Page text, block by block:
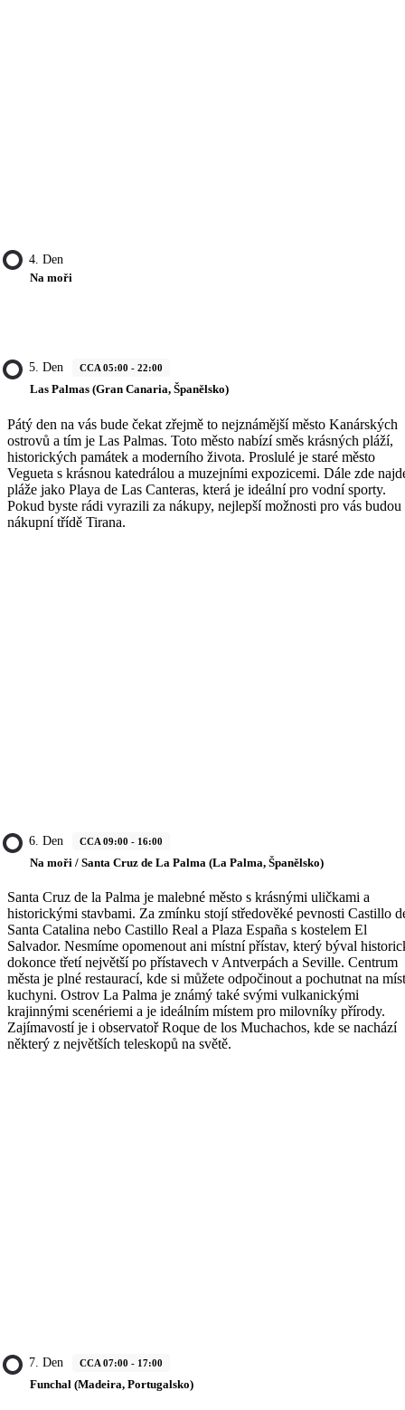
4. Den
Na moři
5. Den CCA 05:00 - 22:00
Las Palmas (Gran Canaria, Španělsko)
Pátý den na vás bude čekat zřejmě to nejznámější město Kanárských
ostrovů a tím je Las Palmas. Toto město nabízí směs krásných pláží,
historických památek a moderního života. Proslulé je staré město
Vegueta s krásnou katedrálou a muzejními expozicemi. Dále zde
pláže jako Playa de Las Canteras, která je ideální pro vodní sporty.
Pokud byste rádi vyrazili za nákupy, nejlepší možnosti pro vás budou
nákupní třídě Tirana.
6. Den CCA 09:00 - 16:00
Na moři / Santa Cruz de La Palma (La Palma, Španělsko)
Santa Cruz de la Palma je malebné město s krásnými uličkami a
historickými stavbami. Za zmínku stojí středověké pevnosti Castillo
Santa Catalina nebo Castillo Real a Plaza España s kostelem El
Salvador. Nesmíme opomenout ani místní přístav, který býval
dokonce třetí největší po přístavech v Antverpách a Seville. Centrum
města je plné restaurací, kde si můžete odpočinout a pochutnat na
kuchyni. Ostrov La Palma je známý také svými vulkanickými
krajinnými scenériemi a je ideálním místem pro milovníky přírody.
Zajímavostí je i observatoř Roque de los Muchachos, kde se nachází
některý z největších teleskopů na světě.
7. Den CCA 07:00 - 17:00
Funchal (Madeira, Portugalsko)